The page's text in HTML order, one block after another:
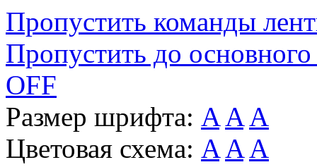
Пропустить команды
Пропустить до основного
OFF
Размер шрифта: A A A
Цветовая схема: A A A